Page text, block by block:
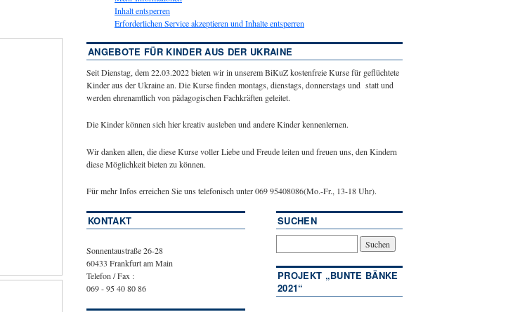
Inhalt entsperren
Erforderlichen Service akzeptieren und Inhalte entsperren
ANGEBOTE FÜR KINDER AUS DER UKRAINE
Seit Dienstag, dem 22.03.2022 bieten wir in unserem BiKuZ kostenfreie Kurse für geflüchtete
Kinder aus der Ukraine an. Die Kurse finden montags, dienstags, donnerstags und statt und
werden ehrenamtlich von pädagogischen Fachkräften geleitet.
Die Kinder können sich hier kreativ ausleben und andere Kinder kennenlernen.
Wir danken allen, die diese Kurse voller Liebe und Freude leiten und freuen uns, den Kindern
diese Möglichkeit bieten zu können.
Für mehr Infos erreichen Sie uns telefonisch unter 069 95408086(Mo.-Fr., 13-18 Uhr).
KONTAKT
Sonnentaustraße 26-28
60433 Frankfurt am Main
Telefon / Fax :
069 - 95 40 80 86
SUCHEN
PROJEKT „BUNTE BÄNKE
2021“